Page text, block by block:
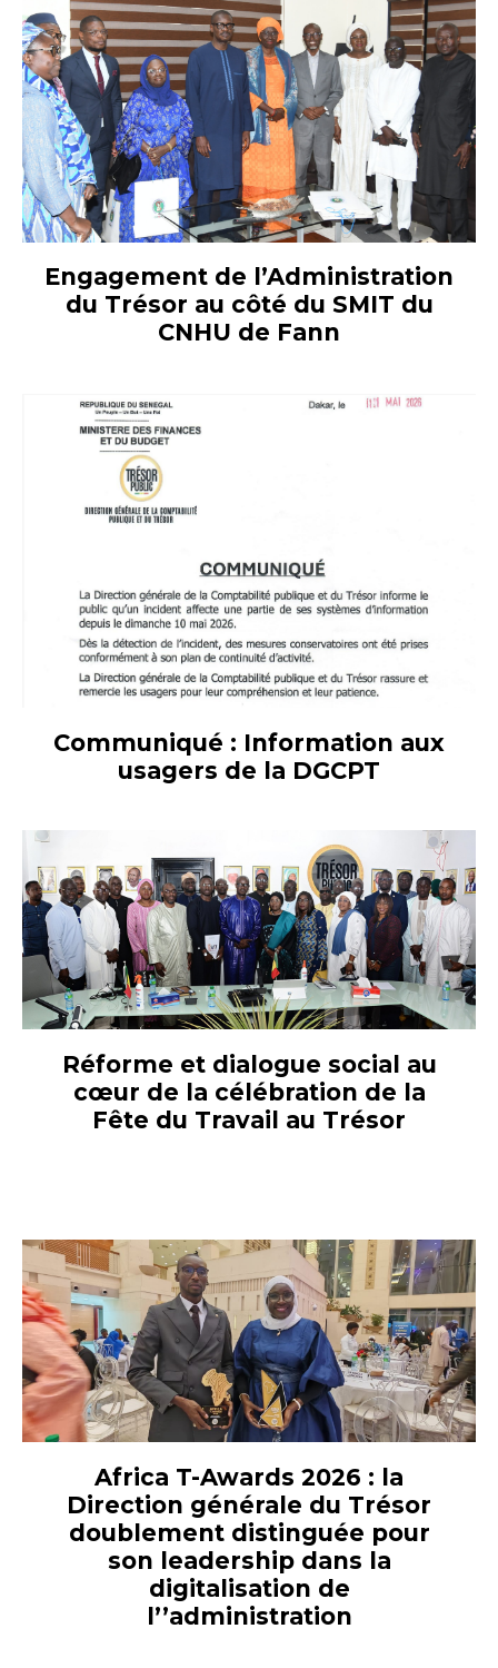
Engagement de l’Administration
du Trésor au côté du SMIT du
CNHU de Fann
Communiqué : Information aux
usagers de la DGCPT
Réforme et dialogue social au
cœur de la célébration de la
Fête du Travail au Trésor
Africa T-Awards 2026 : la
Direction générale du Trésor
doublement distinguée pour
son leadership dans la
digitalisation de
l’’administration